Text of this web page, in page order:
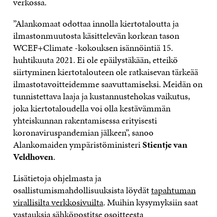
”Alankomaat odottaa innolla kiertotaloutta ja
ilmastonmuutosta käsittelevän korkean tason
WCEF+Climate -kokouksen isännöintiä 15.
huhtikuuta 2021. Ei ole epäilystäkään, etteikö
siirtyminen kiertotalouteen ole ratkaisevan tärkeää
ilmastotavoitteidemme saavuttamiseksi. Meidän on
tunnistettava laaja ja kustannustehokas vaikutus,
joka kiertotaloudella voi olla kestävämmän
yhteiskunnan rakentamisessa erityisesti
koronaviruspandemian jälkeen”, sanoo
Alankomaiden ympäristöministeriStientje van
Veldhoven.
Lisätietoja ohjelmasta ja
osallistumismahdollisuuksista löydättapahtuman
virallisilta verkkosivuilta. Muihin kysymyksiin saat
vastauksia sähköpostitse osoitteesta